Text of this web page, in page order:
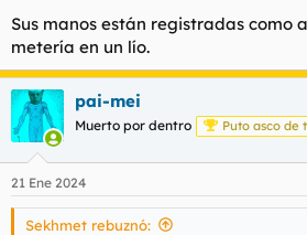
Sus manos están registradas como
metería en un lío.
pai-mei
Muerto por dentro Puto asco de
21 Ene 2024
Sekhmet rebuznó: